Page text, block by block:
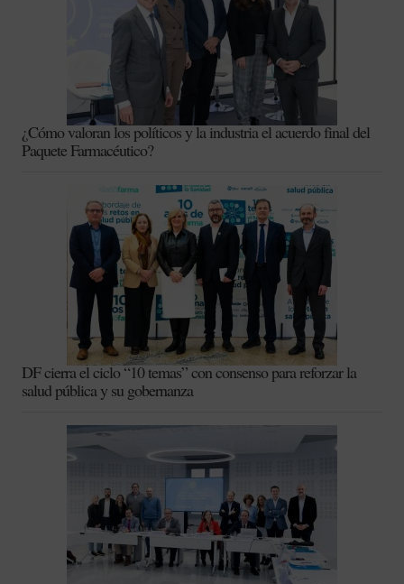
¿Cómo valoran los políticos y la industria el acuerdo final del
Paquete Farmacéutico?
DF cierra el ciclo “10 temas” con consenso para reforzar la
salud pública y su gobernanza